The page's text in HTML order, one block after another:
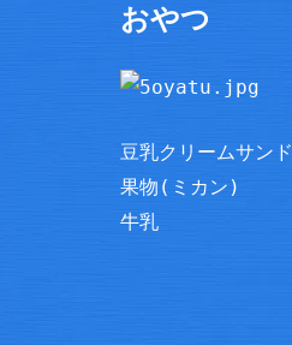
おやつ
豆乳クリームサンド
果物(ミカン)
牛乳